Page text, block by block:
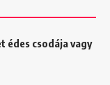
édes csodája vagy